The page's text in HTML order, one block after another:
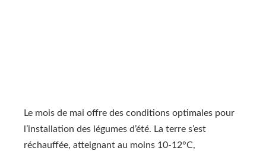
Le mois de mai offre des conditions optimales pour
l’installation des légumes d’été. La terre s’est
réchauffée, atteignant au moins 10-12°C,